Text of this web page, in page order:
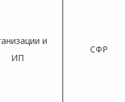
и
ИП
СФР